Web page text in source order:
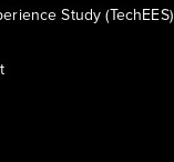
Study (TechEES)